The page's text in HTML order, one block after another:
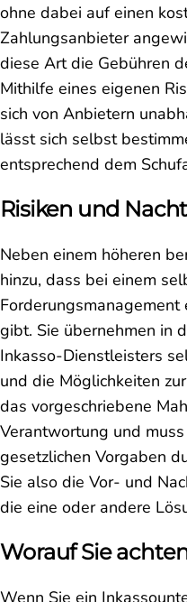
ohne dabei auf einen
Zahlungsanbieter
diese Art die Gebühren
Mithilfe eines eigenen
sich von Anbietern
lässt sich selbst
entsprechend dem
Risiken und
Neben einem höheren
hinzu, dass bei einem
gibt. Sie übernehmen in
Inkasso-Dienstleisters
und die Möglichkeiten
das vorgeschriebene
Verantwortung und
gesetzlichen Vorgaben
Sie also die Vor- und
die eine oder andere
Worauf Sie
Wenn Sie ein